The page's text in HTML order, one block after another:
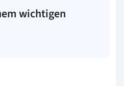
wichtigen